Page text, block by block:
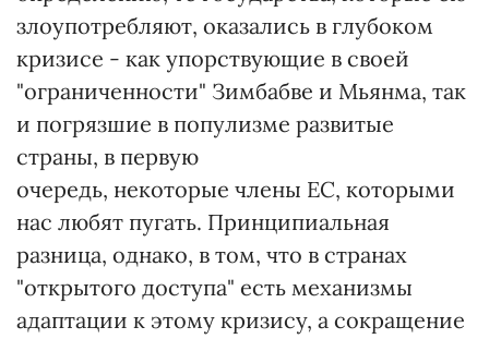
злоупотребляют, оказались в глубоком
кризисе - как упорствующие в своей
"ограниченности" Зимбабве и Мьянма, так
и погрязшие в популизме развитые
страны, в первую
очередь, некоторые члены ЕС, которыми
нас любят пугать. Принципиальная
разница, однако, в том, что в странах
"открытого доступа" есть механизмы
адаптации к этому кризису, а сокращение